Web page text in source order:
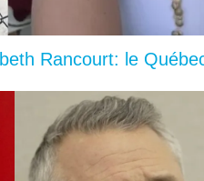
Rancourt: le